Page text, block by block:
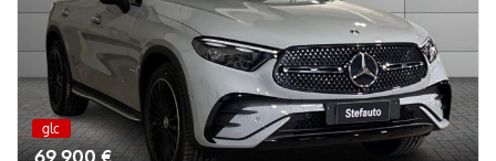
elettronico della corsia • Controllo trazione • Cruise Control • ESP
• Fari LED • Fendinebbia • Frenata d'emergenza assistita •
Immobilizzatore elettronico • Riconoscimento dei segnali stradali
• Sensore di luce • Sensore di pioggia • Servosterzo • Navigatore
satellitare • Specchietti laterali elettrici • Telecamera per
parcheggio assistito
nuova glc nuova
69.900 €